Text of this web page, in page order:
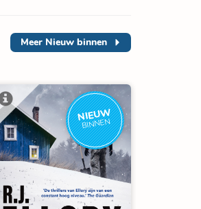
Meer Nieuw binnen
NIEUW
BINNEN